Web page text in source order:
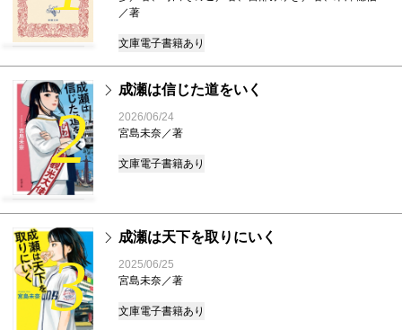
／著
文庫電子書籍あり
2
成瀬は信じた道をいく
2026/06/24
宮島未奈／著
文庫電子書籍あり
3
成瀬は天下を取りにいく
2025/06/25
宮島未奈／著
文庫電子書籍あり